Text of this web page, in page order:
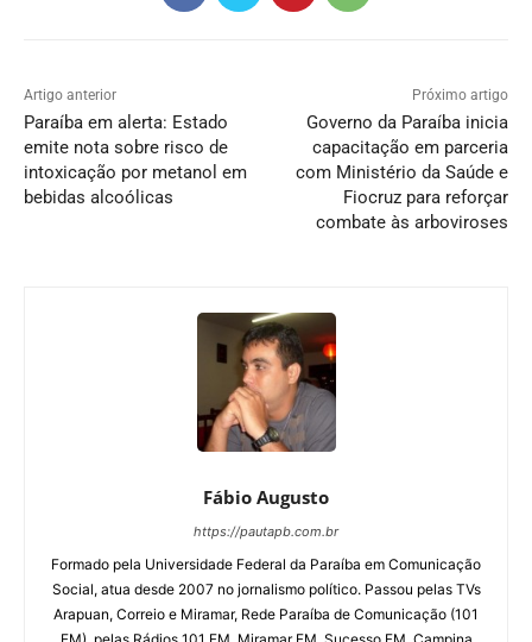
Artigo anterior
Paraíba em alerta: Estado
emite nota sobre risco de
intoxicação por metanol em
bebidas alcoólicas
Próximo artigo
Governo da Paraíba inicia
capacitação em parceria
com Ministério da Saúde e
Fiocruz para reforçar
combate às arboviroses
Fábio Augusto
https://pautapb.com.br
Formado pela Universidade Federal da Paraíba em Comunicação
Social, atua desde 2007 no jornalismo político. Passou pelas TVs
Arapuan, Correio e Miramar, Rede Paraíba de Comunicação (101